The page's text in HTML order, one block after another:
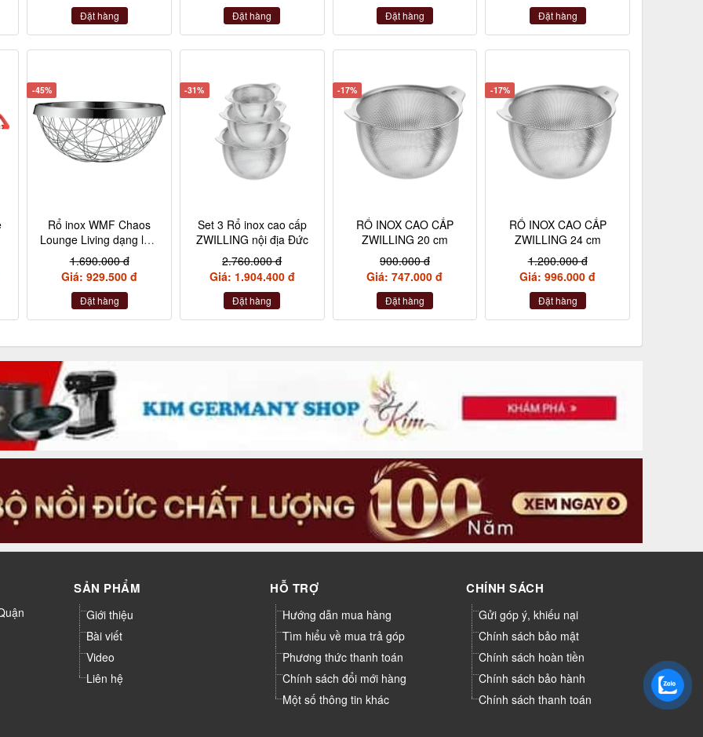
Đặt hàng Đặt hàng Đặt hàng Đặt hàng
-45%
Rổ inox WMF Chaos
Lounge Living dạng lưới
30cm
1.690.000 đ
Giá: 929.500 đ
Đặt hàng
-31%
Set 3 Rổ inox cao cấp
ZWILLING nội địa Đức
2.760.000 đ
Giá: 1.904.400 đ
Đặt hàng
-17%
RỔ INOX CAO CẤP
ZWILLING 20 cm
900.000 đ
Giá: 747.000 đ
Đặt hàng
-17%
RỔ INOX CAO CẤP
ZWILLING 24 cm
1.200.000 đ
Giá: 996.000 đ
Đặt hàng
SẢN PHẨM
Giới thiệu
Bài viết
Video
Liên hệ
HỖ TRỢ
Hướng dẫn mua hàng
Tìm hiểu về mua trả góp
Phương thức thanh toán
Chính sách đổi mới hàng
Một số thông tin khác
CHÍNH SÁCH
Gửi góp ý, khiếu nại
Chính sách bảo mật
Chính sách hoàn tiền
Chính sách bảo hành
Chính sách thanh toán